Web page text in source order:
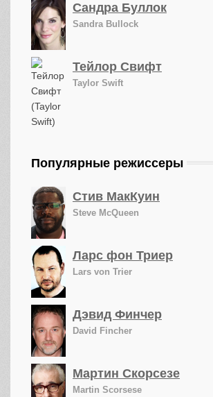
Сандра Буллок
Sandra Bullock
Тейлор Свифт
Taylor Swift
Популярные режиссеры
Стив МакКуин
Steve McQueen
Ларс фон Триер
Lars von Trier
Дэвид Финчер
David Fincher
Мартин Скорсезе
Martin Scorsese